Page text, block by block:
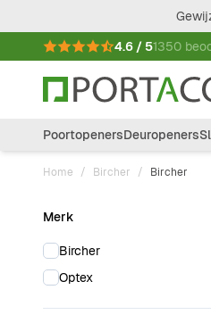
4.6 / 51350
PoortopenersDeuropeners
Home / Bircher / Bircher
Doorgaan naar
Merk
Bircher
Optex